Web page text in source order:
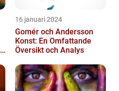
16 januari 2024
Gomér och Andersson
Konst: En Omfattande
Översikt och Analys